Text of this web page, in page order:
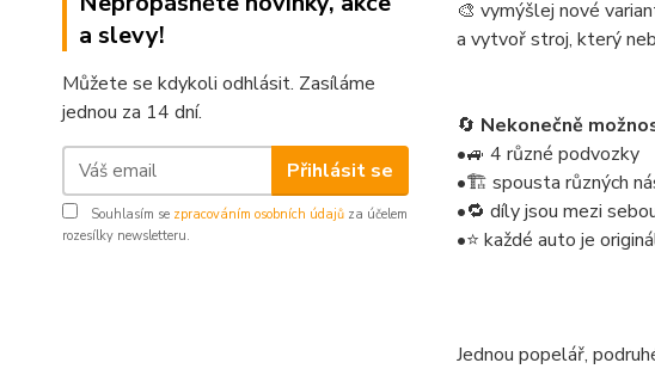
a slevy!
Můžete se kdykoli odhlásit. Zasíláme
jednou za 14 dní.
Přihlásit se
Souhlasím se zpracováním osobních údajů za účelem
rozesílky newsletteru.
🎨 vymýšlej nové
a vytvoř stroj, který
🔄 Nekonečně
•🚙 4 různé podvozky
•🏗️ spousta různých
•🔁 díly jsou mezi
•⭐ každé auto je
Jednou popelář,